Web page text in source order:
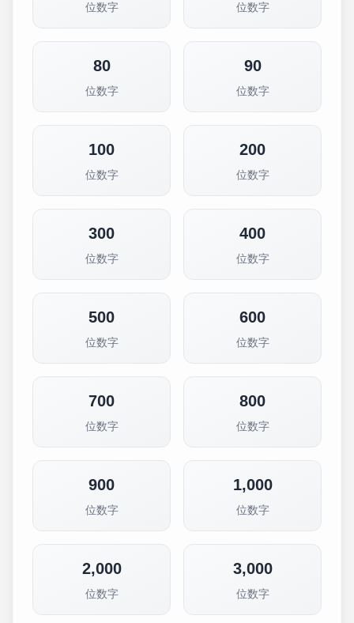
位数字 位数字
80
位数字
90
位数字
100
位数字
200
位数字
300
位数字
400
位数字
500
位数字
600
位数字
700
位数字
800
位数字
900
位数字
1,000
位数字
2,000
位数字
3,000
位数字